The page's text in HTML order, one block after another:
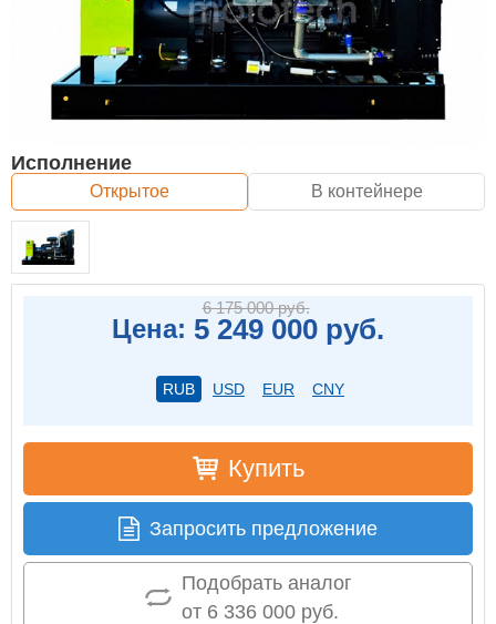
Исполнение
Открытое В контейнере
Цена: 5 249 000 руб.
6 175 000 руб.
RUB USD EUR CNY
Купить
Запросить предложение
Подобрать аналог
от 6 336 000 руб.